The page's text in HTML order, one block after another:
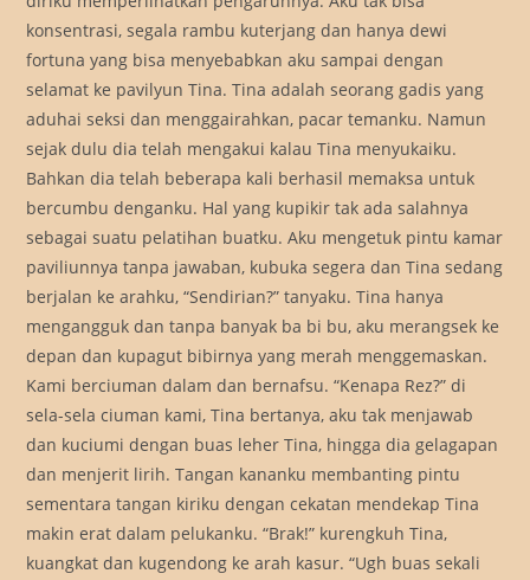
konsentrasi, segala rambu kuterjang dan hanya dewi
fortuna yang bisa menyebabkan aku sampai dengan
selamat ke pavilyun Tina. Tina adalah seorang gadis yang
aduhai seksi dan menggairahkan, pacar temanku. Namun
sejak dulu dia telah mengakui kalau Tina menyukaiku.
Bahkan dia telah beberapa kali berhasil memaksa untuk
bercumbu denganku. Hal yang kupikir tak ada salahnya
sebagai suatu pelatihan buatku. Aku mengetuk pintu kamar
paviliunnya tanpa jawaban, kubuka segera dan Tina sedang
berjalan ke arahku, “Sendirian?” tanyaku. Tina hanya
mengangguk dan tanpa banyak ba bi bu, aku merangsek ke
depan dan kupagut bibirnya yang merah menggemaskan.
Kami berciuman dalam dan bernafsu. “Kenapa Rez?” di
sela-sela ciuman kami, Tina bertanya, aku tak menjawab
dan kuciumi dengan buas leher Tina, hingga dia gelagapan
dan menjerit lirih. Tangan kananku membanting pintu
sementara tangan kiriku dengan cekatan mendekap Tina
makin erat dalam pelukanku. “Brak!” kurengkuh Tina,
kuangkat dan kugendong ke arah kasur. “Ugh buas sekali